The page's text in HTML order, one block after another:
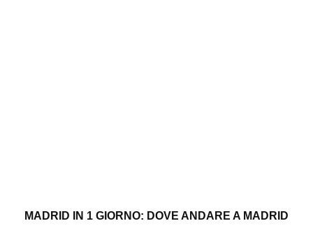
MADRID IN 1 GIORNO: DOVE ANDARE A MADRID